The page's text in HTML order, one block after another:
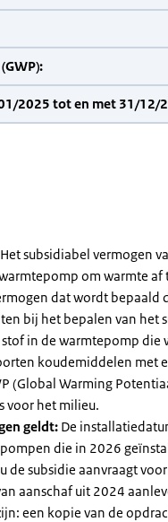
2025 tot en met 31/12/
Het subsidiabel vermogen
om warmte af
dat wordt bepaald
bij het bepalen van het
stof in de warmtepomp
koudemiddelen met
(Global Warming
voor het milieu.
geldt: De
die in 2026
de subsidie aanvraagt
aanschaf uit 2024
een kopie van de